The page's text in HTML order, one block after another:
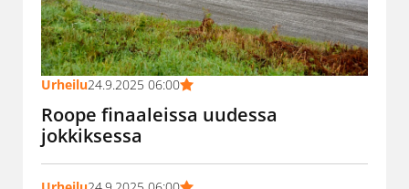
Urheilu24.9.2025 06:00
Roope finaaleissa uudessa
jokkiksessa